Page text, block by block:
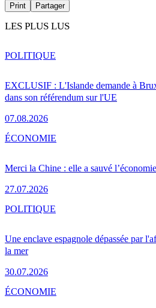
Print Partager
LES PLUS LUS
EXCLUSIF : L'Islande demande à
dans son référendum sur l'UE
07.08.2026
POLITIQUE
Merci la Chine : elle a sauvé
27.07.2026
ÉCONOMIE
Une enclave espagnole dépassée par
la mer
30.07.2026
POLITIQUE
ÉCONOMIE